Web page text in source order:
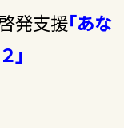
発支援「あな
」